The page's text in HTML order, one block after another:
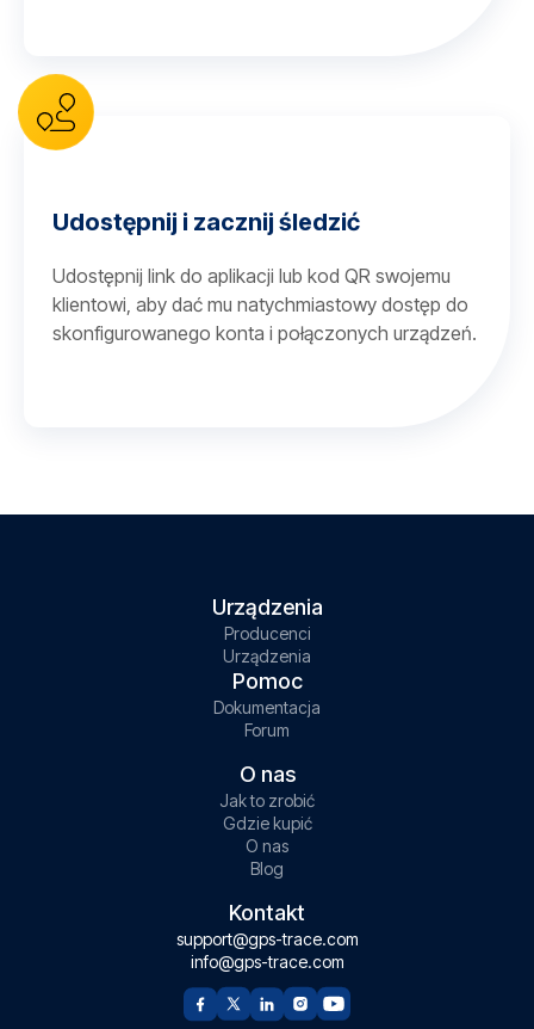
Udostępnij i zacznij śledzić
Udostępnij link do aplikacji lub kod QR swojemu
klientowi, aby dać mu natychmiastowy dostęp do
skonfigurowanego konta i połączonych urządzeń.
Urządzenia
Producenci
Urządzenia
Pomoc
Dokumentacja
Forum
O nas
Jak to zrobić
Gdzie kupić
O nas
Blog
Kontakt
support@gps-trace.com
info@gps-trace.com